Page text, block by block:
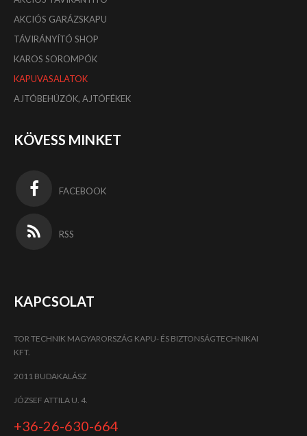
AKCIÓS GARÁZSKAPU
TÁVIRÁNYÍTÓ SHOP
KAROS SOROMPÓK
KAPUVASALATOK
AJTÓBEHÚZÓK, AJTÓFÉKEK
KÖVESS MINKET
FACEBOOK
RSS
KAPCSOLAT
TOR TECHNIK MAGYARORSZÁG KAPU- ÉS BIZTONSÁGTECHNIKAI
KFT.
2011 BUDAKALÁSZ
JÓZSEF ATTILA U. 4.
+36-26-630-664